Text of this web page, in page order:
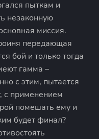
пыткам и
незаконную
миссия.
передающая
бой и только тогда
гамма –
с этим, пытается
с применением
помешать ему и
будет финал?